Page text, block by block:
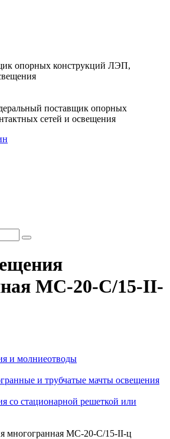
опорных конструкций ЛЭП,
поставщик опорных
сетей и освещения
МС-20-С/15-II-
и молниеотводы
и трубчатые мачты освещения
со стационарной решеткой или
многогранная МС-20-С/15-II-ц